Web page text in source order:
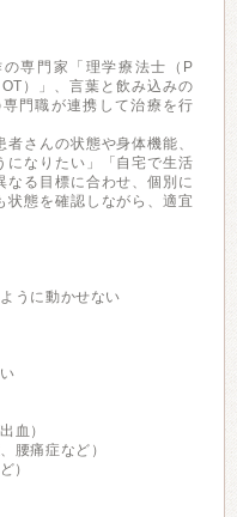
専門家「理学療法士（P
）」、言葉と飲み込みの
門職が連携して治療を行
さんの状態や身体機能、
になりたい」「自宅で生活
なる目標に合わせ、個別に
状態を確認しながら、適宜
うに動かせない
血）
腰痛症など）
）